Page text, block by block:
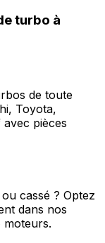
turbo à
de toute
Toyota,
pièces
cassé ? Optez
dans nos
moteurs.